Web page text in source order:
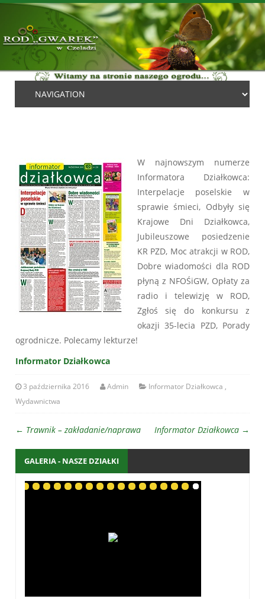
W najnowszym numerze
Informatora Działkowca:
Interpelacje poselskie w
sprawie śmieci, Odbyły się
Krajowe Dni Działkowca,
Jubileuszowe posiedzenie
KR PZD, Moc atrakcji w ROD,
Dobre wiadomości dla ROD
płyną z NFOŚiGW, Opłaty za
radio i telewizję w ROD,
Zgłoś się do konkursu z
okazji 35-lecia PZD, Porady
ogrodnicze. Polecamy lekturze!
Informator Działkowca
3 października 2016 Admin Informator Działkowca ,
Wydawnictwa
← Trawnik – zakładanie/naprawa Informator Działkowca →
GALERIA - NASZE DZIAŁKI